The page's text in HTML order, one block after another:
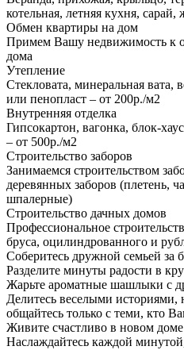
котельная, летняя кухня,
Обмен квартиры на дом
Примем Вашу недвижимость к
дома
Утепление
Стекловата, минеральная вата,
или пенопласт – от 200р./м2
Внутренняя отделка
Гипсокартон, вагонка, блок-
– от 500р./м2
Строительство заборов
Занимаемся строительством
деревянных заборов (плетень,
шпалерные)
Строительство дачных домов
Профессиональное
бруса, оцилиндрованного и
Соберитесь дружной семьей за
Разделите минуты радости в
Жарьте ароматные шашлыки с
Делитесь веселыми историями,
общайтесь только с теми, кто
Живите счастливо в новом
Наслаждайтесь каждой